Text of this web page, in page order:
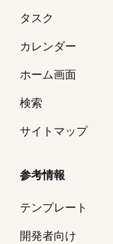
タスク
カレンダー
ホーム画面
検索
サイトマップ
参考情報
テンプレート
開発者向け